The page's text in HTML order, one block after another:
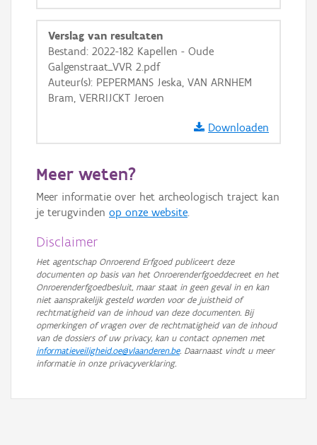
Basis Lagen
OSM-Basiskaart
Ortho
Verslag van resultaten
Bestand: 2022-182 Kapellen - Oude
Galgenstraat_VVR 2.pdf
Auteur(s): PEPERMANS Jeska, VAN ARNHEM
Bram, VERRIJCKT Jeroen
Downloaden
Meer weten?
Meer informatie over het archeologisch traject kan
je terugvinden op onze website.
Disclaimer
Het agentschap Onroerend Erfgoed publiceert deze
documenten op basis van het Onroerenderfgoeddecreet en het
Onroerenderfgoedbesluit, maar staat in geen geval in en kan
niet aansprakelijk gesteld worden voor de juistheid of
rechtmatigheid van de inhoud van deze documenten. Bij
opmerkingen of vragen over de rechtmatigheid van de inhoud
van de dossiers of uw privacy, kan u contact opnemen met
informatieveiligheid.oe@vlaanderen.be. Daarnaast vindt u meer
informatie in onze privacyverklaring.